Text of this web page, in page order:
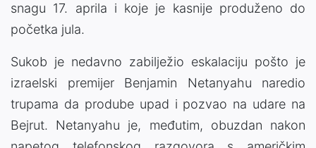
snagu 17. aprila i koje je kasnije produženo do
početka jula.
Sukob je nedavno zabilježio eskalaciju pošto je
izraelski premijer Benjamin Netanyahu naredio
trupama da prodube upad i pozvao na udare na
Bejrut. Netanyahu je, međutim, obuzdan nakon